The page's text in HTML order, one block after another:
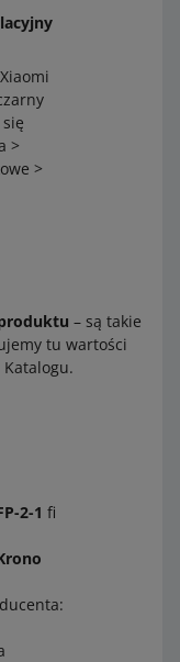
Xiaomi
>
>
– są takie
tu wartości
2-1 fi